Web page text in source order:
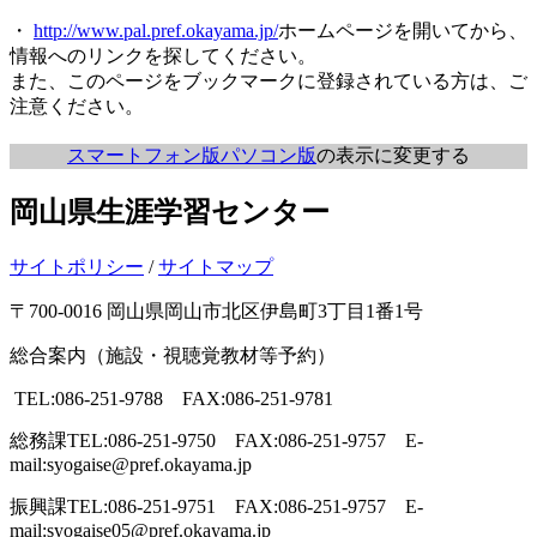
・ http://www.pal.pref.okayama.jp/ホームページを開いてから、
情報へのリンクを探してください。
また、このページをブックマークに登録されている方は、ご
注意ください。
スマートフォン版パソコン版の表示に変更する
岡山県生涯学習センター
サイトポリシー /サイトマップ
〒700-0016 岡山県岡山市北区伊島町3丁目1番1号
総合案内（施設・視聴覚教材等予約）
TEL:086-251-9788 FAX:086-251-9781
総務課TEL:086-251-9750 FAX:086-251-9757 E-
mail:syogaise@pref.okayama.jp
振興課TEL:086-251-9751 FAX:086-251-9757 E-
mail:syogaise05@pref.okayama.jp